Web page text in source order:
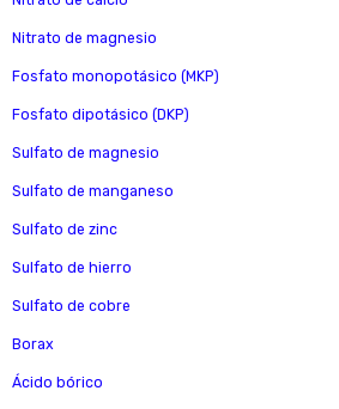
Nitrato de magnesio
Fosfato monopotásico (MKP)
Fosfato dipotásico (DKP)
Sulfato de magnesio
Sulfato de manganeso
Sulfato de zinc
Sulfato de hierro
Sulfato de cobre
Borax
Ácido bórico